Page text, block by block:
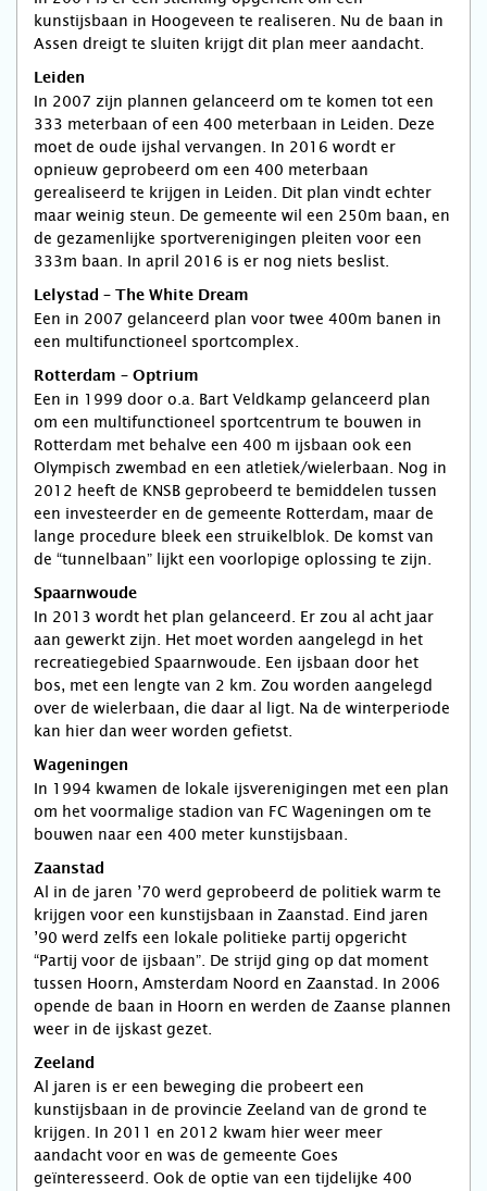
kunstijsbaan in Hoogeveen te realiseren. Nu de baan in
Assen dreigt te sluiten krijgt dit plan meer aandacht.
Leiden
In 2007 zijn plannen gelanceerd om te komen tot een
333 meterbaan of een 400 meterbaan in Leiden. Deze
moet de oude ijshal vervangen. In 2016 wordt er
opnieuw geprobeerd om een 400 meterbaan
gerealiseerd te krijgen in Leiden. Dit plan vindt echter
maar weinig steun. De gemeente wil een 250m baan, en
de gezamenlijke sportverenigingen pleiten voor een
333m baan. In april 2016 is er nog niets beslist.
Lelystad – The White Dream
Een in 2007 gelanceerd plan voor twee 400m banen in
een multifunctioneel sportcomplex.
Rotterdam – Optrium
Een in 1999 door o.a. Bart Veldkamp gelanceerd plan
om een multifunctioneel sportcentrum te bouwen in
Rotterdam met behalve een 400 m ijsbaan ook een
Olympisch zwembad en een atletiek/wielerbaan. Nog in
2012 heeft de KNSB geprobeerd te bemiddelen tussen
een investeerder en de gemeente Rotterdam, maar de
lange procedure bleek een struikelblok. De komst van
de “tunnelbaan” lijkt een voorlopige oplossing te zijn.
Spaarnwoude
In 2013 wordt het plan gelanceerd. Er zou al acht jaar
aan gewerkt zijn. Het moet worden aangelegd in het
recreatiegebied Spaarnwoude. Een ijsbaan door het
bos, met een lengte van 2 km. Zou worden aangelegd
over de wielerbaan, die daar al ligt. Na de winterperiode
kan hier dan weer worden gefietst.
Wageningen
In 1994 kwamen de lokale ijsverenigingen met een plan
om het voormalige stadion van FC Wageningen om te
bouwen naar een 400 meter kunstijsbaan.
Zaanstad
Al in de jaren ’70 werd geprobeerd de politiek warm te
krijgen voor een kunstijsbaan in Zaanstad. Eind jaren
’90 werd zelfs een lokale politieke partij opgericht
“Partij voor de ijsbaan”. De strijd ging op dat moment
tussen Hoorn, Amsterdam Noord en Zaanstad. In 2006
opende de baan in Hoorn en werden de Zaanse plannen
weer in de ijskast gezet.
Zeeland
Al jaren is er een beweging die probeert een
kunstijsbaan in de provincie Zeeland van de grond te
krijgen. In 2011 en 2012 kwam hier weer meer
aandacht voor en was de gemeente Goes
geïnteresseerd. Ook de optie van een tijdelijke 400